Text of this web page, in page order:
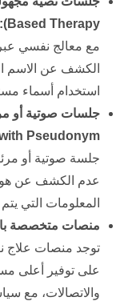
Based Therapy
):
مع معالج نفسي
الكشف عن الاسم
استخدام أسماء
جلسات صوتية أو
Pseudonym
جلسة صوتية أو
عدم الكشف عن
المعلومات التي
منصات متخصصة
توجد منصات علاج
على توفير أعلى
والاتصالات، مع